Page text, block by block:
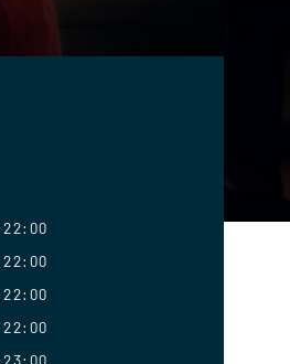
22:00
22:00
22:00
22:00
23:00